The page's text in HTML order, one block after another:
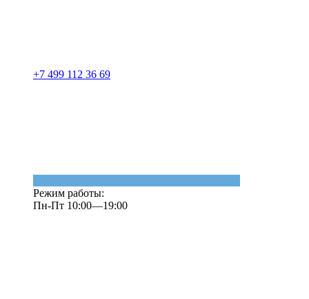
+7 499 112 36 69
Режим работы:
Пн-Пт 10:00—19:00